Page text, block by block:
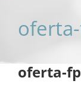
oferta-